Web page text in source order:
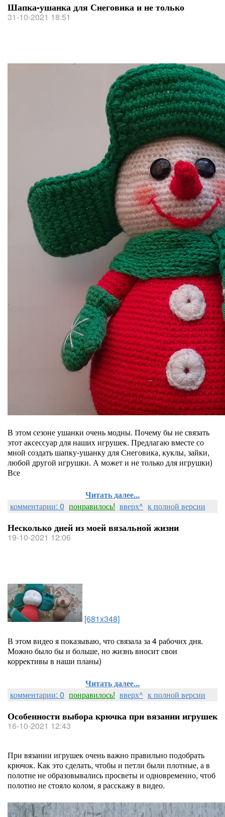
Шапка-ушанка для Снеговика и не только
31-10-2021 18:51
В этом сезоне ушанки очень модны. Почему бы не связать
этот аксессуар для наших игрушек. Предлагаю вместе со
мной создать шапку-ушанку для Снеговика, куклы, зайки,
любой другой игрушки. А может и не только для игрушки)
Все
Читать далее...
комментарии: 0 понравилось! вверх^ к полной версии
Несколько дней из моей вязальной жизни
19-10-2021 12:06
[681x348]
В этом видео я показываю, что связала за 4 рабочих дня.
Можно было бы и больше, но жизнь вносит свои
коррективы в наши планы)
Читать далее...
комментарии: 0 понравилось! вверх^ к полной версии
Особенности выбора крючка при вязании игрушек
16-10-2021 12:43
При вязании игрушек очень важно правильно подобрать
крючок. Как это сделать, чтобы и петли были плотные, а в
полотне не образовывались просветы и одновременно, чтоб
полотно не стояло колом, я расскажу в видео.